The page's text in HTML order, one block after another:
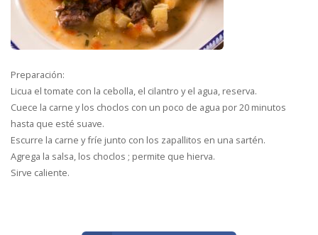
Preparación:
Licua el tomate con la cebolla, el cilantro y el agua, reserva.
Cuece la carne y los choclos con un poco de agua por 20 minutos
hasta que esté suave.
Escurre la carne y fríe junto con los zapallitos en una sartén.
Agrega la salsa, los choclos ; permite que hierva.
Sirve caliente.